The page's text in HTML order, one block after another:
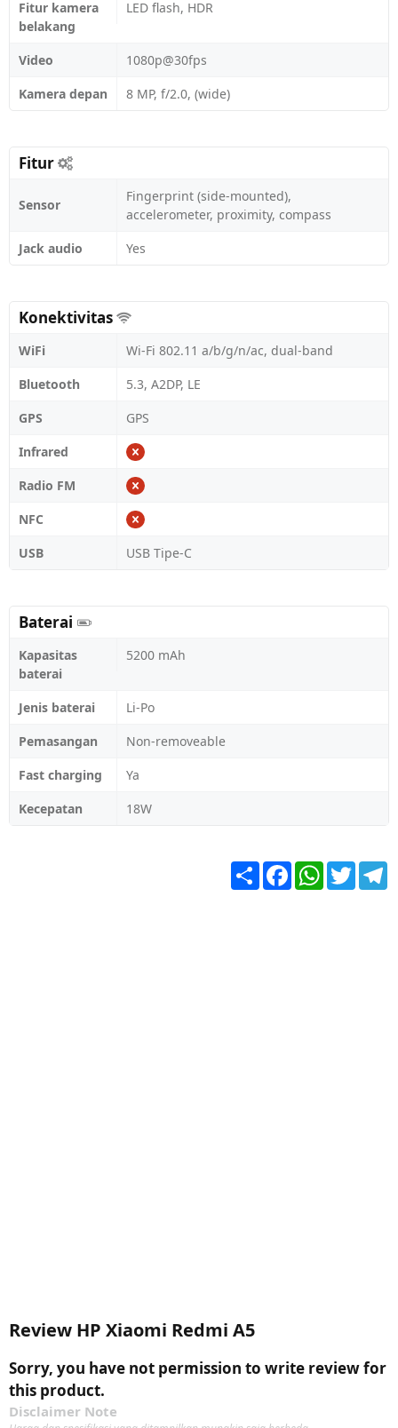
Fitur kamera
belakang
LED flash, HDR
Video
1080p@30fps
Kamera depan
8 MP, f/2.0, (wide)
Fitur
Sensor
Fingerprint (side-mounted),
accelerometer, proximity, compass
Jack audio
Yes
Konektivitas
WiFi
Wi-Fi 802.11 a/b/g/n/ac, dual-band
Bluetooth
5.3, A2DP, LE
GPS
GPS
Infrared
Radio FM
NFC
USB
USB Tipe-C
Baterai
Kapasitas
baterai
5200 mAh
Jenis baterai
Li-Po
Pemasangan
Non-removeable
Fast charging
Ya
Kecepatan
18W
Share FacebookWhatsApp
Twitter
Review HP Xiaomi Redmi A5
Sorry, you have not permission to write review for
this product.
Disclaimer Note